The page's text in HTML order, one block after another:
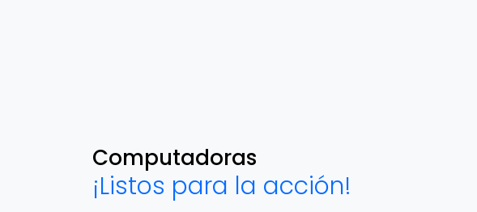
Computadoras
¡Listos para la acción!